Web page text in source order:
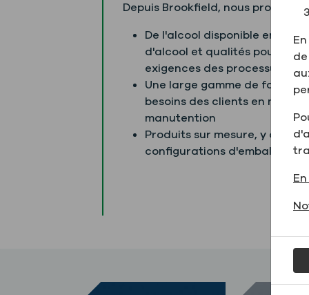
Depuis Brookfield, nous proposons :
De l'alcool disponible en
d'alcool et qualités pour
exigences des processus
Une large gamme de
besoins des clients en
manutention
Produits sur mesure, y
configurations d'emballage